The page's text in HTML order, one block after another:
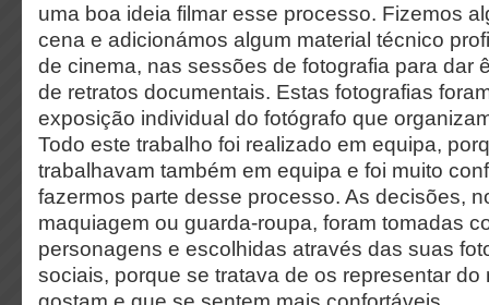
uma boa ideia filmar esse processo. Fizemos
cena e adicionámos algum material técnico
de cinema, nas sessões de fotografia para dar
de retratos documentais. Estas fotografias
exposição individual do fotógrafo que
Todo este trabalho foi realizado em equipa,
trabalhavam também em equipa e foi muito
fazermos parte desse processo. As decisões,
maquiagem ou guarda-roupa, foram tomadas
personagens e escolhidas através das suas
sociais, porque se tratava de os representar do